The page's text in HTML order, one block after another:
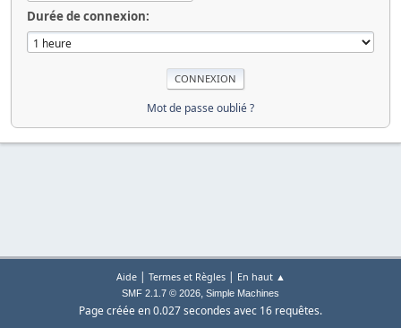
Durée de connexion:
Mot de passe oublié ?
Aide| Termes et Règles| En haut ▲
SMF 2.1.7 © 2026, Simple Machines
Page créée en 0.027 secondes avec 16 requêtes.